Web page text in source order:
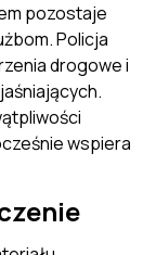
pozostaje
Policja
drogowe i
wspiera